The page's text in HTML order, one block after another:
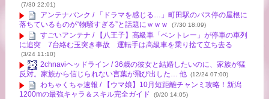
(7/30 22:01)
アンテナバンク / 「ドラマを感じる…」町田駅のバス停の屋根に
落ちているものが“物騒すぎる”と話題にｗｗｗ
(7/30 18:09)
すごいアンテナ / 【八王子】高級車「ベントレー」が停車の車列
に追突 7台絡む玉突き事故 運転手は高級車を乗り捨て立ち去る
(3/24 11:10)
2chnaviヘッドライン / 36歳の彼女と結婚したいのに、家族が猛
反対。家族から信じられない言葉が飛び出した… 他 (12/24 07:00)
わちゃくちゃ速報 / 【ウマ娘】10月短距離チャンミ攻略！新潟
1200mの最強キャラ＆スキル完全ガイド
(9/20 14:05)